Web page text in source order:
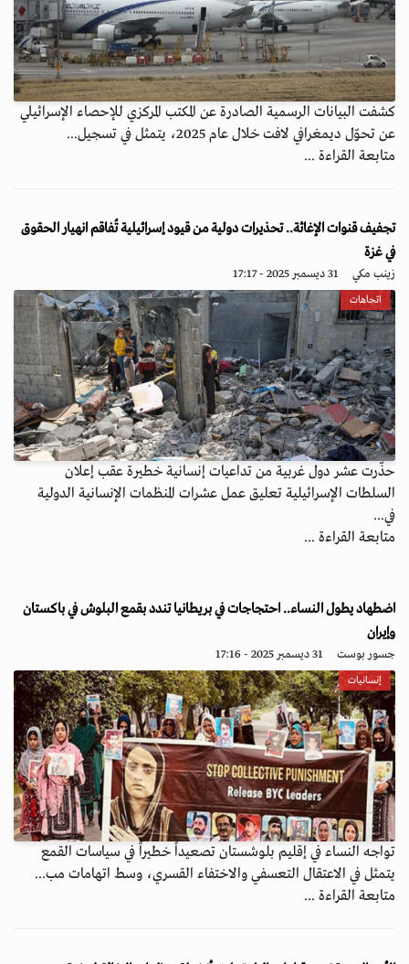
كشفت البيانات الرسمية الصادرة عن المكتب المركزي للإحصاء الإسرائيلي
عن تحوّل ديمغرافي لافت خلال عام 2025، يتمثل في تسجيل...
متابعة القراءة ...
تجفيف قنوات الإغاثة.. تحذيرات دولية من قيود إسرائيلية تُفاقم انهيار الحقوق
في غزة
زينب مكي 31 ديسمبر 2025 - 17:17
اتجاهات
حذّرت عشر دول غربية من تداعيات إنسانية خطيرة عقب إعلان
السلطات الإسرائيلية تعليق عمل عشرات المنظمات الإنسانية الدولية
في...
متابعة القراءة ...
اضطهاد يطول النساء.. احتجاجات في بريطانيا تندد بقمع البلوش في باكستان
وإيران
جسور بوست 31 ديسمبر 2025 - 17:16
إنسانيات
تواجه النساء في إقليم بلوشستان تصعيداً خطيراً في سياسات القمع
يتمثل في الاعتقال التعسفي والاختفاء القسري، وسط اتهامات مب...
متابعة القراءة ...